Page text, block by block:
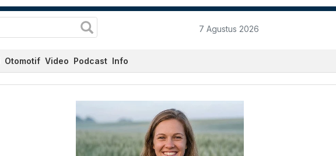
7 Agustus 2026
Otomotif Video Podcast Info